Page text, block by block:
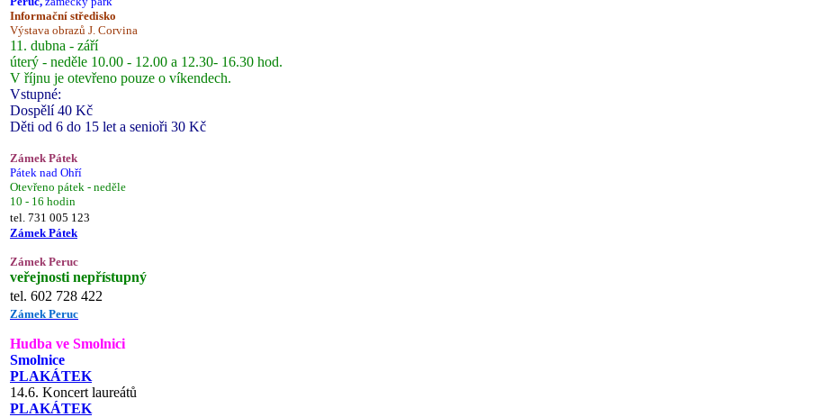
Informační středisko
Výstava obrazů J. Corvina
11. dubna - září
úterý - neděle 10.00 - 12.00 a 12.30- 16.30 hod.
V říjnu je otevřeno pouze o víkendech.
Vstupné:
Dospělí 40 Kč
Děti od 6 do 15 let a senioři 30 Kč
Zámek Pátek
Pátek nad Ohří
Otevřeno pátek - neděle
10 - 16 hodin
tel. 731 005 123
Zámek Pátek
Zámek Peruc
veřejnosti nepřístupný
tel. 602 728 422
Zámek Peruc
Hudba ve Smolnici
Smolnice
PLAKÁTEK
14.6. Koncert laureátů
PLAKÁTEK